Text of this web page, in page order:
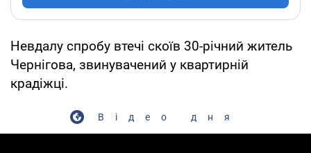
Невдалу спробу втечі скоїв 30-річний житель
Чернігова, звинувачений у квартирній
крадіжці.
Відео дня